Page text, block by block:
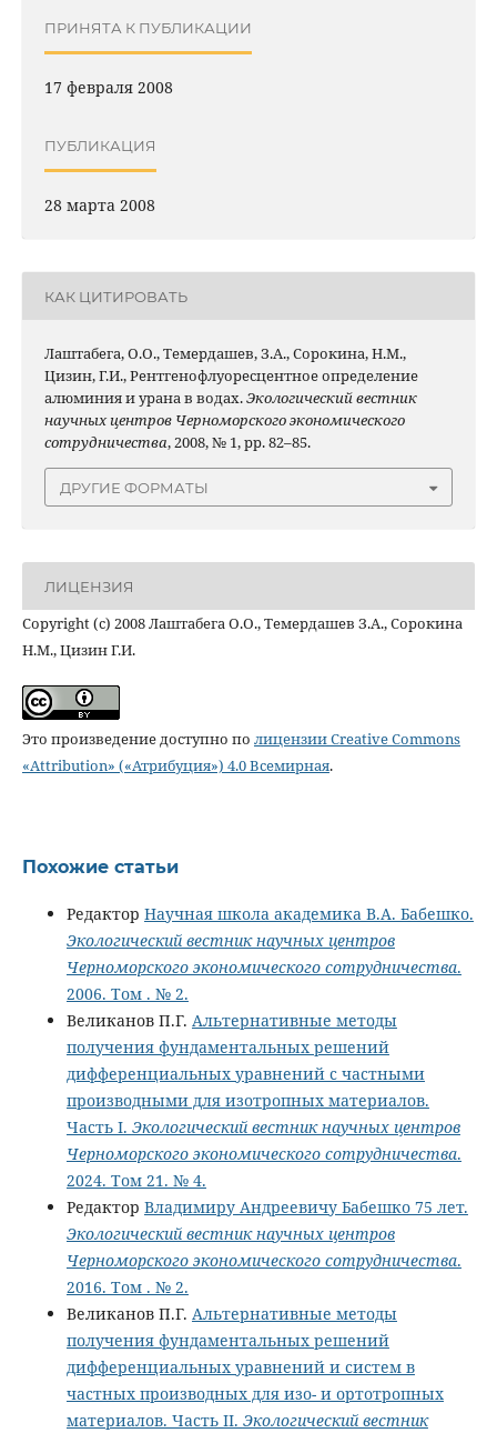
ПРИНЯТА К ПУБЛИКАЦИИ
17 февраля 2008
ПУБЛИКАЦИЯ
28 марта 2008
КАК ЦИТИРОВАТЬ
Лаштабега, О.О., Темердашев, З.А., Сорокина, Н.М.,
Цизин, Г.И., Рентгенофлуоресцентное определение
алюминия и урана в водах.Экологический вестник
научных центров Черноморского экономического
сотрудничества, 2008, № 1, pp. 82–85.
ДРУГИЕ ФОРМАТЫ
ЛИЦЕНЗИЯ
Copyright (c) 2008 Лаштабега О.О., Темердашев З.А., Сорокина
Н.М., Цизин Г.И.
Это произведение доступно по лицензии Creative Commons
«Attribution» («Атрибуция») 4.0 Всемирная.
Похожие статьи
Редактор Научная школа академика В.А. Бабешко.
Экологический вестник научных центров
Черноморского экономического сотрудничества.
2006. Том . № 2.
Великанов П.Г. Альтернативные методы
получения фундаментальных решений
дифференциальных уравнений с частными
производными для изотропных материалов.
Часть I. Экологический вестник научных центров
Черноморского экономического сотрудничества.
2024. Том 21. № 4.
Редактор Владимиру Андреевичу Бабешко 75 лет.
Экологический вестник научных центров
Черноморского экономического сотрудничества.
2016. Том . № 2.
Великанов П.Г. Альтернативные методы
получения фундаментальных решений
дифференциальных уравнений и систем в
частных производных для изо- и ортотропных
материалов. Часть II. Экологический вестник